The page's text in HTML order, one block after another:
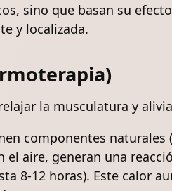
sino que basan su
y localizada.
la musculatura y
componentes
el aire, generan una
8-12 horas). Este calor